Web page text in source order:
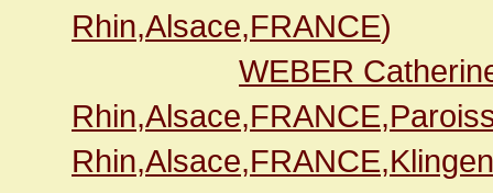
Rhin,Alsace,FRANCE)
WEBER